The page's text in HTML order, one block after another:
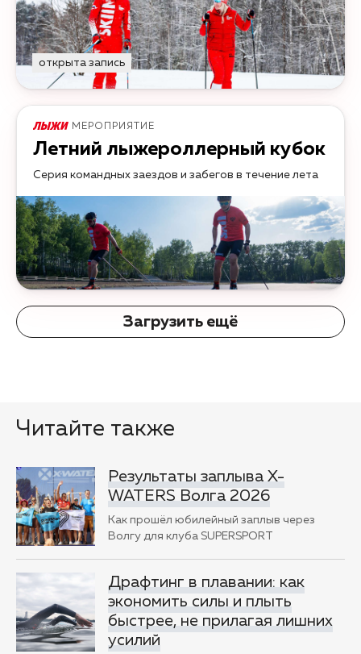
открыта запись
МЕРОПРИЯТИЕ
Летний лыжероллерный кубок
Серия командных заездов и забегов в течение лета
Загрузить ещё
Читайте также
Результаты заплыва X-
WATERS Волга 2026
Как прошёл юбилейный заплыв через
Волгу для клуба SUPERSPORT
Драфтинг в плавании: как
экономить силы и плыть
быстрее, не прилагая лишних
усилий